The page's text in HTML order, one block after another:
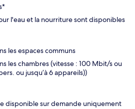
l'eau et la nourriture sont disponibles
les espaces communs
les chambres (vitesse : 100 Mbit/s ou
ou jusqu’à 6 appareils))
disponible sur demande uniquement